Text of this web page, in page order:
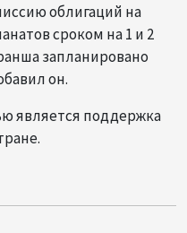
облигаций на
сроком на 1 и 2
запланировано
он.
является поддержка